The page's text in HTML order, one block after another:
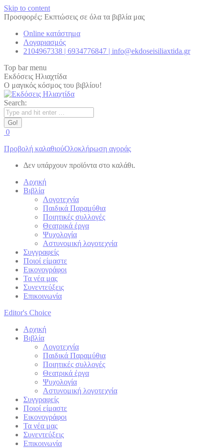
Skip to content
Προσφορές: Εκπτώσεις σε όλα τα βιβλία μας
Online κατάστημα
Λογαριασμός
2104967338 | 6934776847 | info@ekdoseisiliaxtida.gr
Top bar menu
Εκδόσεις Ηλιαχτίδα
Ο μαγικός κόσμος του βιβλίου!
Search:
0
Προβολή καλαθιούΟλοκλήρωση αγοράς
Δεν υπάρχουν προϊόντα στο καλάθι.
Αρχική
Βιβλία
Λογοτεχνία
Παιδικά Παραμύθια
Ποιητικές συλλογές
Θεατρικά έργα
Ψυχολογία
Αστυνομική λογοτεχνία
Συγγραφείς
Ποιοί είμαστε
Εικονογράφοι
Τα νέα μας
Συνεντεύξεις
Επικοινωνία
Editor's Choice
Αρχική
Βιβλία
Λογοτεχνία
Παιδικά Παραμύθια
Ποιητικές συλλογές
Θεατρικά έργα
Ψυχολογία
Αστυνομική λογοτεχνία
Συγγραφείς
Ποιοί είμαστε
Εικονογράφοι
Τα νέα μας
Συνεντεύξεις
Επικοινωνία